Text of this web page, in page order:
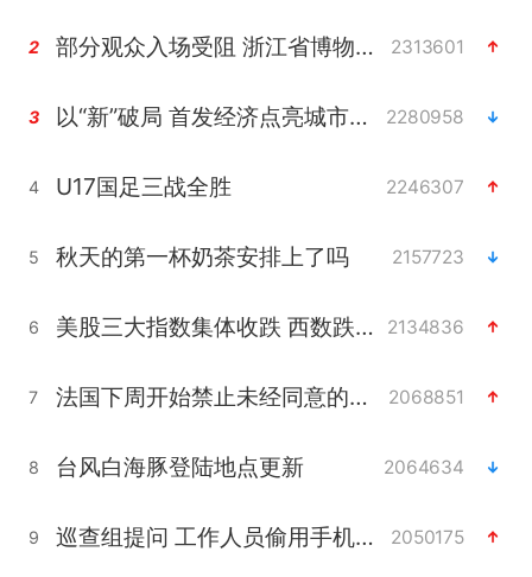
2 部分观众入场受阻 浙江省博物馆致歉 2313601
3 以“新”破局 首发经济点亮城市消费活力 2280958
4 U17国足三战全胜 2246307
5 秋天的第一杯奶茶安排上了吗 2157723
6 美股三大指数集体收跌 西数跌超13% 2134836
7 法国下周开始禁止未经同意的电话营销 2068851
8 台风白海豚登陆地点更新 2064634
9 巡查组提问 工作人员偷用手机查答案 2050175